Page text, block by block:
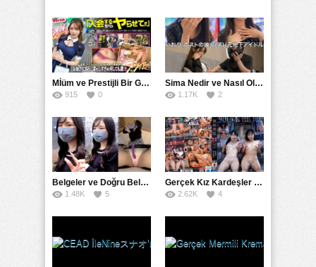
Mİüm ve Prestijli Bir Gecenin Sırları: Gizemli Bir Kadın ve Mükemmel Bir Macera
915 0
Sima Nedir ve Nasıl Oluşur
1.17K 2
Belgeler ve Doğru Belgelendirmede DOCS’in Önemi
1.48K 5
Gerçek Kız Kardeşler hipnoz ve zihin kontrolü altında liebe阴茎 için yalvaran kızlar: Mısakı Nemıne Mına Hınano
2.62K 4